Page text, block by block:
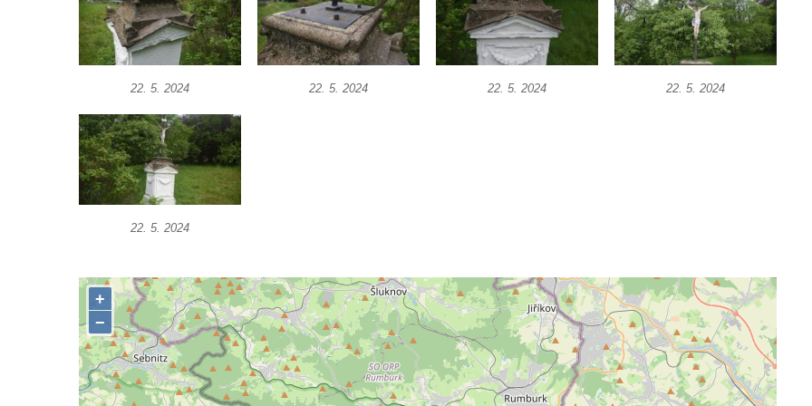
Podluží
Kříž u domu čp. 155 v Chřibské
Údajný kříž u domu čp. 283 ve Chřibské
Kříž jižně od Bukolu
Kříž na návsi v Bukolu
Centrální kříž hřbitova v Hrobčicích
Kříž u silnice z Chouče do Mirošovic
Centrální kříž hřbitova v Chouči
Kříž na rozcestí v Záluží
Boží muka u domu čp. 392 na rohu ulic Na
Hradčanech a Palackého v Roudnici nad
Labem
Kříž v centru Liběšic
Kříž na návsi v Chouči
22. 5. 2024 22. 5. 2024 22. 5. 2024 22. 5. 2024
22. 5. 2024